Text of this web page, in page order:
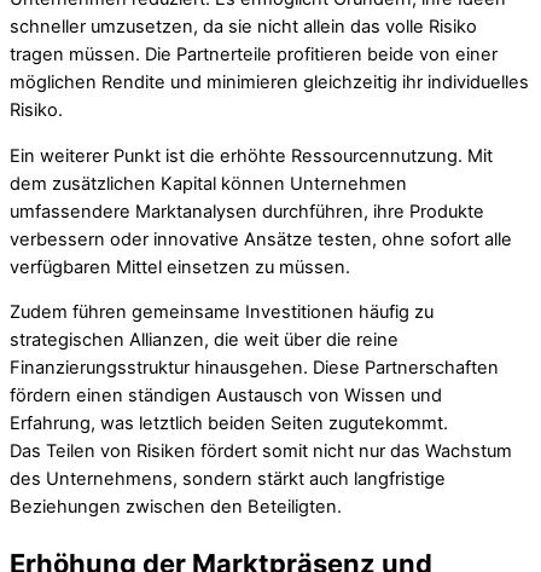
schneller umzusetzen, da sie nicht allein das volle Risiko
tragen müssen. Die Partnerteile profitieren beide von einer
möglichen Rendite und minimieren gleichzeitig ihr individuelles
Risiko.
Ein weiterer Punkt ist die erhöhte Ressourcennutzung. Mit
dem zusätzlichen Kapital können Unternehmen
umfassendere Marktanalysen durchführen, ihre Produkte
verbessern oder innovative Ansätze testen, ohne sofort alle
verfügbaren Mittel einsetzen zu müssen.
Zudem führen gemeinsame Investitionen häufig zu
strategischen Allianzen, die weit über die reine
Finanzierungsstruktur hinausgehen. Diese Partnerschaften
fördern einen ständigen Austausch von Wissen und
Erfahrung, was letztlich beiden Seiten zugutekommt.
Das Teilen von Risiken fördert somit nicht nur das Wachstum
des Unternehmens, sondern stärkt auch langfristige
Beziehungen zwischen den Beteiligten.
Erhöhung der Marktpräsenz und